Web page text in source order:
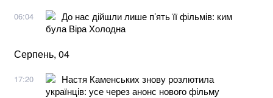
06:04
До нас дійшли лише п’ять її фільмів: ким
була Віра Холодна
Серпень, 04
17:20
Настя Каменських знову розлютила
українців: усе через анонс нового фільму